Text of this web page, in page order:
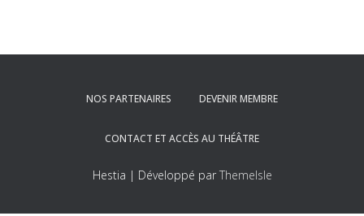
NOS PARTENAIRES DEVENIR MEMBRE
CONTACT ET ACCÈS AU THÉÂTRE
Hestia | Développé par ThemeIsle